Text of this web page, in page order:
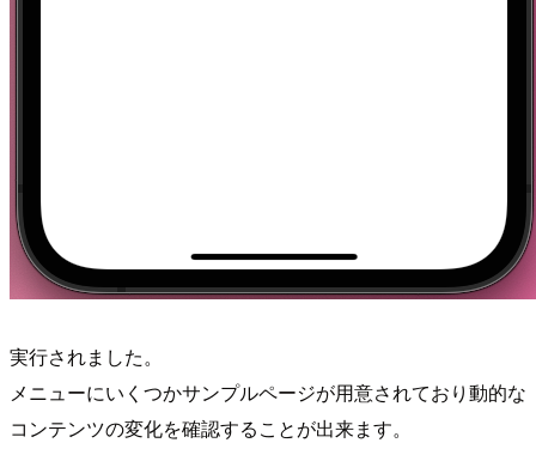
実行されました。
メニューにいくつかサンプルページが用意されており動的な
コンテンツの変化を確認することが出来ます。